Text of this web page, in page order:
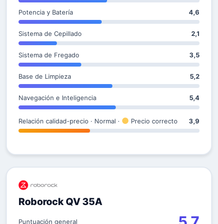
Potencia y Batería 4,6
Sistema de Cepillado 2,1
Sistema de Fregado 3,5
Base de Limpieza 5,2
Navegación e Inteligencia 5,4
Relación calidad-precio · Normal · Precio correcto 3,9
Roborock QV 35A
Puntuación general